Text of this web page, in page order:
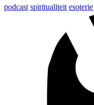
podcast spiritualiteit esoterie